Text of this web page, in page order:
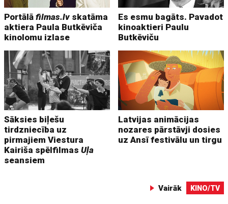
Portālāfilmas.lv skatāma
aktiera Paula Butkēviča
kinolomu izlase
Es esmu bagāts. Pavadot
kinoaktieri Paulu
Butkēviču
Sāksies biļešu
tirdzniecība uz
pirmajiem Viestura
Kairiša spēlfilmasUļa
seansiem
Latvijas animācijas
nozares pārstāvji dosies
uz Ansī festivālu un tirgu
Vairāk KINO/TV